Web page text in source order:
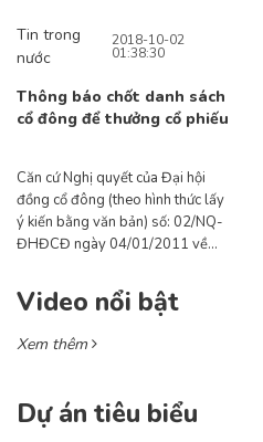
Tin trong
nước
2018-10-02
01:38:30
Thông báo chốt danh sách
cổ đông để thưởng cổ phiếu
Căn cứ Nghị quyết của Đại hội
đồng cổ đông (theo hình thức lấy
ý kiến bằng văn bản) số: 02/NQ-
ĐHĐCĐ ngày 04/01/2011 về
hiện hữu
Video nổi bật
Xem thêm
Dự án tiêu biểu